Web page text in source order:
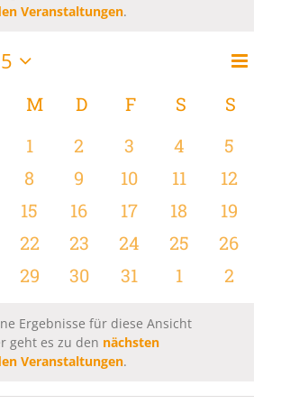
Veranstaltungen.
Monat
DIENSTAG
MMITTWOCH
D DONNERSTAG
F FREITAG
S SAMSTAG
S
0
Veranstaltungen
1
0
Veranstaltungen
2
0
Veranstaltungen
3
0
4
0
5
0
Veranstaltungen
8
0
Veranstaltungen
9
0
Veranstaltungen
10
0
11
0
12
0
Veranstaltungen
15
0
Veranstaltungen
16
0
Veranstaltungen
17
0
18
0
19
0
Veranstaltungen
22
0
Veranstaltungen
23
0
Veranstaltungen
24
0
25
0
26
0
29
0
30
0
31
0
1
0
2
Ergebnisse für diese Ansicht
geht es zu den nächsten
Veranstaltungen.